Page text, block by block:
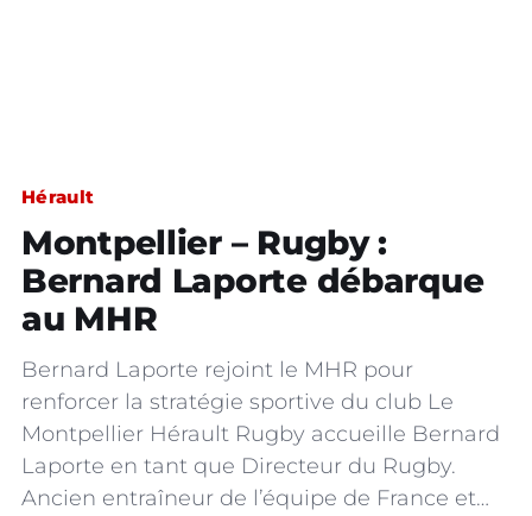
Hérault
Montpellier – Rugby :
Bernard Laporte débarque
au MHR
Bernard Laporte rejoint le MHR pour
renforcer la stratégie sportive du club Le
Montpellier Hérault Rugby accueille Bernard
Laporte en tant que Directeur du Rugby.
Ancien entraîneur de l’équipe de France et…